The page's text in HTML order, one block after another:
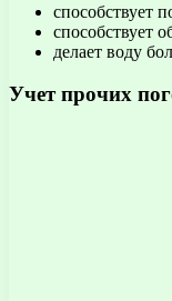
способствует
способствует
делает воду
Учет прочих